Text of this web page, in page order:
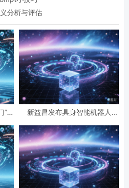
分析与评估
”项
新益昌发布具身智能机器人